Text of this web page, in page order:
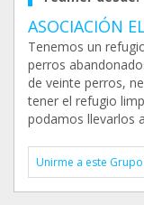
ASOCIACIÓN
Tenemos un
perros
de veinte perros,
tener el refugio
podamos llevarlos
Unirme a este Grupo